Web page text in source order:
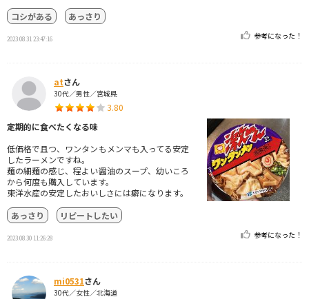
コシがある
あっさり
2023.08.31 23:47:16 参考になった！
atさん
30代／男性／宮城県
3.80
定期的に食べたくなる味
低価格で且つ、ワンタンもメンマも入ってる安定
したラーメンですね。
麺の細麺の感じ、程よい醤油のスープ、幼いころ
から何度も購入しています。
東洋水産の安定したおいしさには癖になります。
あっさり
リピートしたい
2023.08.30 11:26:28 参考になった！
mi0531さん
30代／女性／北海道